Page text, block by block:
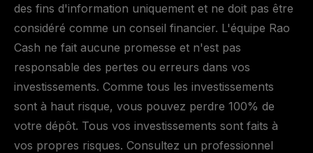
des fins d'information uniquement et ne doit pas être
considéré comme un conseil financier. L'équipe Rao
Cash ne fait aucune promesse et n'est pas
responsable des pertes ou erreurs dans vos
investissements. Comme tous les investissements
sont à haut risque, vous pouvez perdre 100% de
votre dépôt. Tous vos investissements sont faits à
vos propres risques. Consultez un professionnel